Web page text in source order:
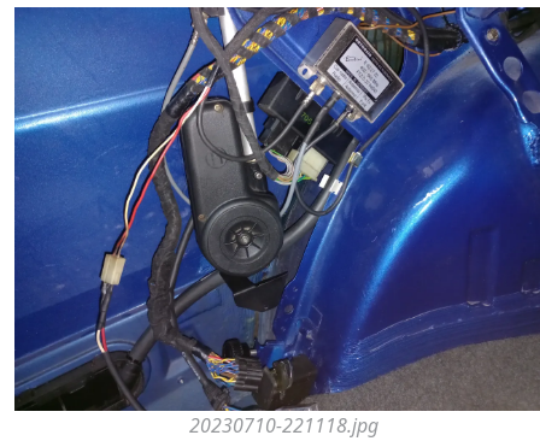
20230710-221118.jpg